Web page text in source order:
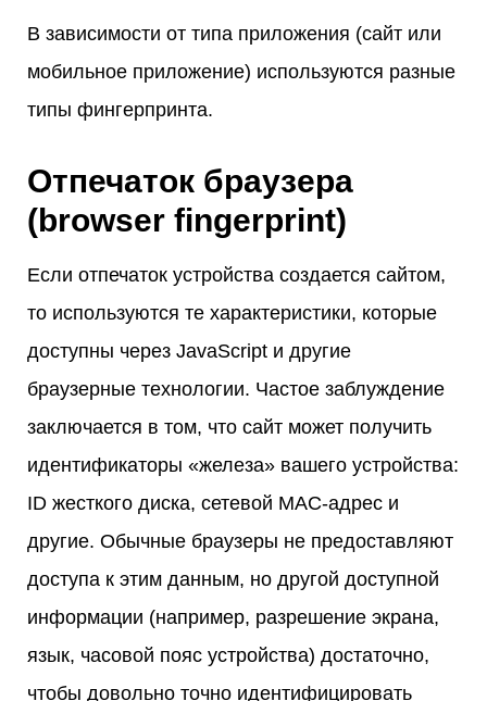
В зависимости от типа приложения (сайт или
мобильное приложение) используются разные
типы фингерпринта.
Отпечаток браузера
(browser fingerprint)
Если отпечаток устройства создается сайтом,
то используются те характеристики, которые
доступны через JavaScript и другие
браузерные технологии. Частое заблуждение
заключается в том, что сайт может получить
идентификаторы «железа» вашего устройства:
ID жесткого диска, сетевой MAC-адрес и
другие. Обычные браузеры не предоставляют
доступа к этим данным, но другой доступной
информации (например, разрешение экрана,
язык, часовой пояс устройства) достаточно,
чтобы довольно точно идентифицировать